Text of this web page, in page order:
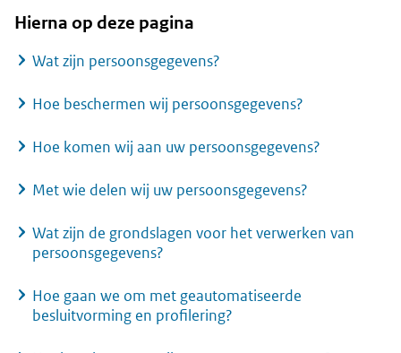
Hierna op deze pagina
Wat zijn persoonsgegevens?
Hoe beschermen wij persoonsgegevens?
Hoe komen wij aan uw persoonsgegevens?
Met wie delen wij uw persoonsgegevens?
Wat zijn de grondslagen voor het verwerken van
persoonsgegevens?
Hoe gaan we om met geautomatiseerde
besluitvorming en profilering?